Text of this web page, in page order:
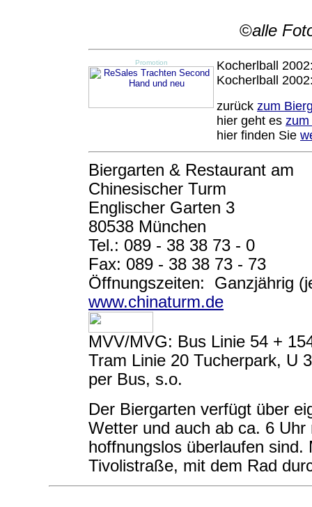
©alle
Promotion
Kocherlball
Kocherlball
zurück zum
hier geht es zum
hier finden Sie
Biergarten & Restaurant am
Chinesischer Turm
Englischer Garten 3
80538 München
Tel.: 089 - 38 38 73 - 0
Fax: 089 - 38 38 73 - 73
Öffnungszeiten: Ganzjährig
www.chinaturm.de
MVV/MVG: Bus Linie 54 +
Tram Linie 20 Tucherpark, U
per Bus, s.o.
Der Biergarten verfügt über
Wetter und auch ab ca. 6
hoffnungslos überlaufen
Tivolistraße, mit dem Rad